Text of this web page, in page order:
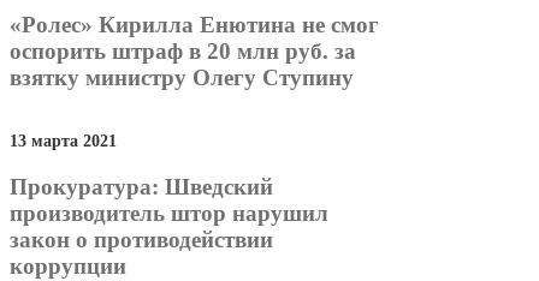
«Ролес» Кирилла Енютина не смог
оспорить штраф в 20 млн руб. за
взятку министру Олегу Ступину
13 марта 2021
Прокуратура: Шведский
производитель штор нарушил
закон о противодействии
коррупции